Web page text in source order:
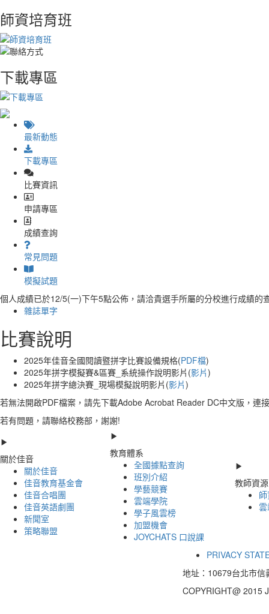
師資培育班
下載專區
最新動態
下載專區
比賽資訊
申請專區
成績查詢
常見問題
模擬試題
個人成績已於12/5(一)下午5點公佈，請洽貴選手所屬的分校進行成績的
雜誌單字
比賽說明
2025年佳音全國閱讀暨拼字比賽設備規格(PDF檔)
2025年拼字模擬賽&區賽_系統操作說明影片(影片)
2025年拼字總決賽_現場模擬說明影片(影片)
若無法開啟PDF檔案 ，請先下載Adobe Acrobat Reader DC中文版，連
若有問題，請聯絡校務部，謝謝!
關於佳音
關於佳音
佳音教育基金會
佳音合唱團
佳音英語劇團
新聞室
策略聯盟
教育體系
全國據點查詢
班別介紹
學藝競賽
雲端學院
學子風雲榜
加盟機會
JOYCHATS 口說課
教師資源
PRIVACY
地址：10679台北市
COPYRIGHT@ 2015